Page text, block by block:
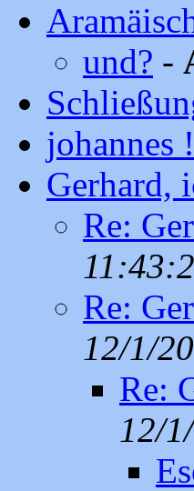
und? -
johannes
Gerhard,
Re:
Re:
12/1/
Re:
12/